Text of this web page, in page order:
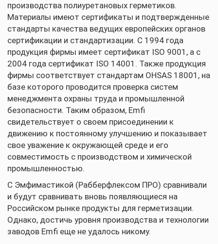
производства полиуретановых герметиков.
Материалы имеют сертификаты и подтвержденные
стандарты качества ведущих европейских органов
сертификации и стандартизации. С 1994 года
продукция фирмы имеет сертификат ISO 9001, а с
2004 года сертификат ISO 14001. Также продукция
фирмы соответствует стандартам OHSAS 18001, на
базе которого проводится проверка систем
менеджмента охраны труда и промышленной
безопасности. Таким образом, Emfi
свидетельствует о своем присоединении к
движению к постоянному улучшению и показывает
свое уважение к окружающей среде и его
совместимость с производством и химической
промышленностью.
С Эмфимастикой (Рабберфлексом ПРО) сравнивали
и будут сравнивать вновь появляющиеся на
Российском рынке продукты для герметизации.
Однако, достичь уровня производства и технологии
заводов Emfi еще не удалось никому.